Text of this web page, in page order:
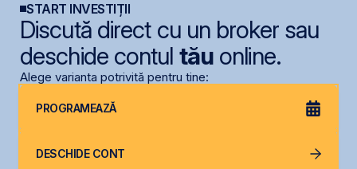
START INVESTIȚII
Discută direct cu un broker sau
deschide contul tăuonline.
Alege varianta potrivită pentru tine:
PROGRAMEAZĂ
DESCHIDE CONT